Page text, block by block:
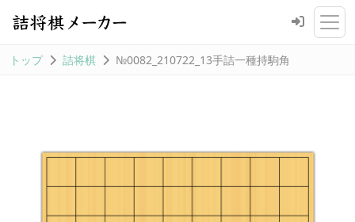
トップ 詰将棋 №0082_210722_13手詰一種持駒角